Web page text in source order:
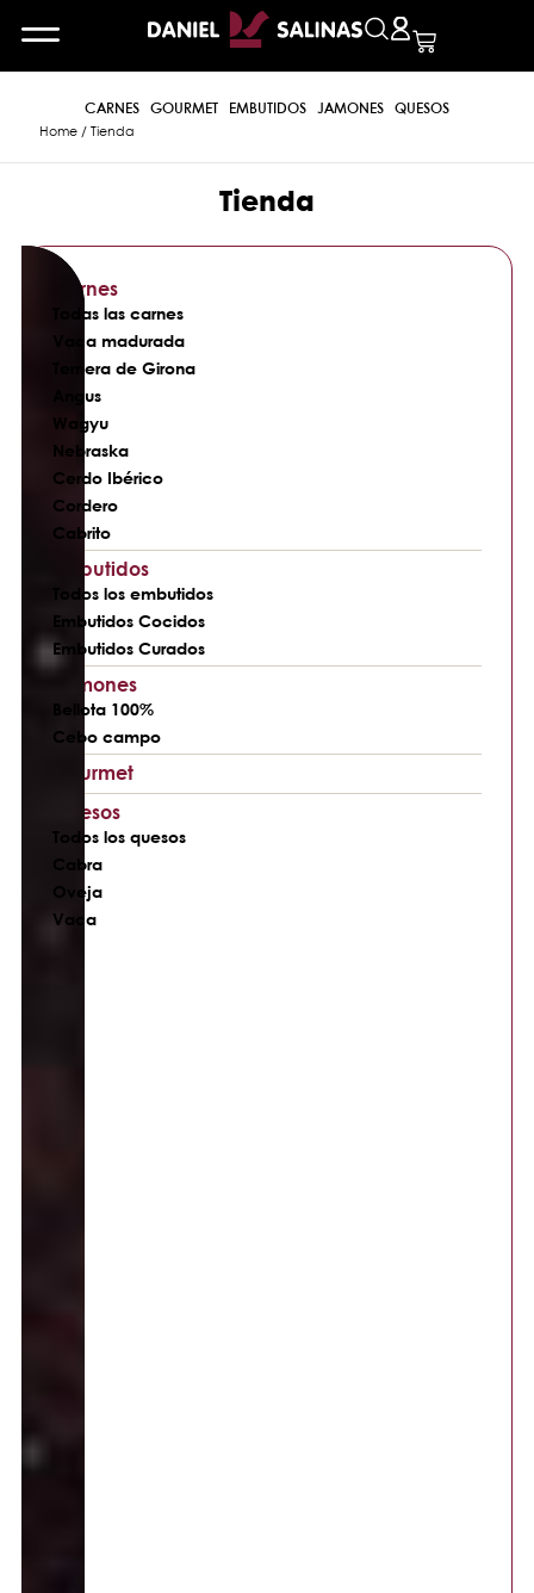
CARNES GOURMET EMBUTIDOS JAMONES QUESOS
Home/ Tienda
Tienda
Carnes
Todas las carnes
Vaca madurada
Ternera de Girona
Angus
Wagyu
Nebraska
Cerdo Ibérico
Cordero
Cabrito
Embutidos
Todos los embutidos
Embutidos Cocidos
Embutidos Curados
Jamones
Bellota 100%
Cebo campo
Gourmet
Quesos
Todos los quesos
Cabra
Oveja
Vaca